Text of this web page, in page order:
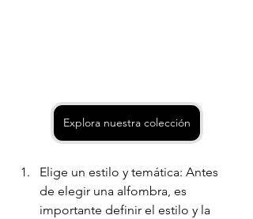
Explora nuestra colección
Elige un estilo y temática: Antes
de elegir una alfombra, es
importante definir el estilo y la